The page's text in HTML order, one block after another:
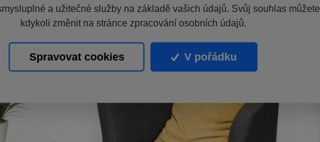
a užitečné služby na základě vašich údajů. Svůj souhlas můžete
kdykoli změnit na stránce zpracování osobních údajů.
Spravovat cookies V pořádku